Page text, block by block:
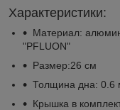
Характеристики:
Материал:
"PFLUON"
Размер:26 см
Толщина дна: 0.6
Крышка в